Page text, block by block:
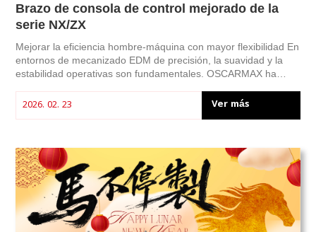
Brazo de consola de control mejorado de la
serie NX/ZX
Mejorar la eficiencia hombre-máquina con mayor flexibilidad En
entornos de mecanizado EDM de precisión, la suavidad y la
estabilidad operativas son fundamentales. OSCARMAX ha
y ZX, optimizando su estructura ajustable y diseño ergonómico
mecanizado reales.
2026. 02. 23 Ver más